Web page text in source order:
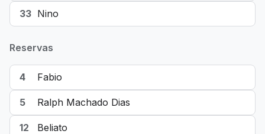
33 Nino
Reservas
4 Fabio
5 Ralph Machado Dias
12 Beliato